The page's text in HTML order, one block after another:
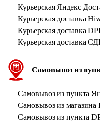
Курьерская Яндекс
Курьерская доставка
Курьерская доставка
Курьерская доставка
Самовывоз из
Самовывоз из пункта
Самовывоз из магазина
Самовывоз из пункта